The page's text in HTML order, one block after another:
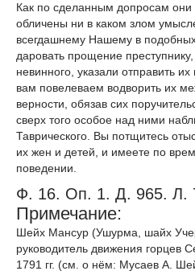
Как по сделанным допросам они
обличены ни в каком злом
всегдашнему Нашему в
даровать прощение
невинного, указали отправить
вам повелеваем водворить их
верности, обязав сих
сверх того особое над ними
Таврического. Вы потщитесь
их жен и детей, и имеете по
поведении.
Ф. 16. Оп. 1. Д. 965. Л.
Примечание:
Шейх Мансур (Ушурма, шайх
руководитель движения горцев
1791 гг. (см. о нём: Мусаев А.